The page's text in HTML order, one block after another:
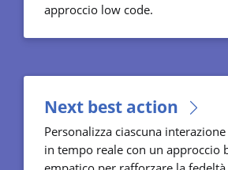
approccio low code.
Next best action
Personalizza ciascuna
in tempo reale con un approccio